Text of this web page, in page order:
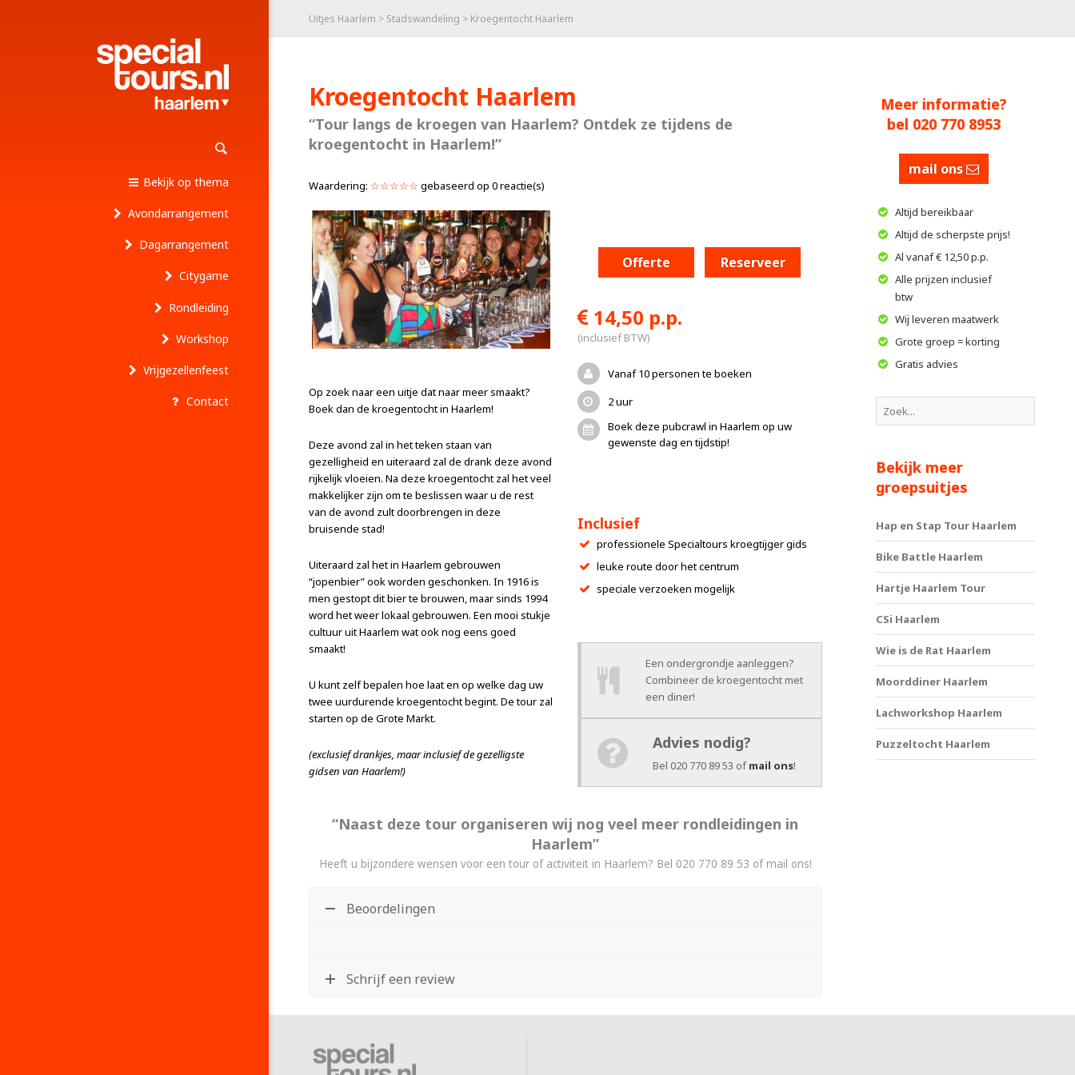
Bekijk op thema
Avondarrangement
Dagarrangement
Citygame
Rondleiding
Workshop
Vrijgezellenfeest
Contact
Uitjes Haarlem > Stadswandeling > Kroegentocht Haarlem
Kroegentocht Haarlem
“Tour langs de kroegen van Haarlem? Ontdek ze tijdens de
kroegentocht in Haarlem!”
Waardering: ☆☆☆☆☆ gebaseerd op 0reactie(s)
Op zoek naar een uitje dat naar meer smaakt?
Boek dan de kroegentocht in Haarlem!
Deze avond zal in het teken staan van
gezelligheid en uiteraard zal de drank deze avond
rijkelijk vloeien. Na deze kroegentocht zal het veel
makkelijker zijn om te beslissen waar u de rest
van de avond zult doorbrengen in deze
bruisende stad!
Uiteraard zal het in Haarlem gebrouwen
“jopenbier” ook worden geschonken. In 1916 is
men gestopt dit bier te brouwen, maar sinds 1994
word het weer lokaal gebrouwen. Een mooi stukje
cultuur uit Haarlem wat ook nog eens goed
smaakt!
U kunt zelf bepalen hoe laat en op welke dag uw
twee uurdurende kroegentocht begint. De tour zal
starten op de Grote Markt.
(exclusief drankjes, maar inclusief de gezelligste
gidsen van Haarlem!)
Offerte Reserveer
14,50 p.p.
(inclusief BTW)
Vanaf 10 personen te boeken
2 uur
Boek deze pubcrawl in Haarlem op uw
gewenste dag en tijdstip!
Inclusief
professionele Specialtours kroegtijger gids
leuke route door het centrum
speciale verzoeken mogelijk
Een ondergrondje aanleggen?
Combineer de kroegentocht met
een diner!
Advies nodig?
Bel 020 770 89 53 ofmail ons!
“Naast deze tour organiseren wij nog veel meer rondleidingen in
Haarlem”
Heeft u bijzondere wensen voor een tour of activiteit in Haarlem? Bel 020 770 89 53 of mail ons!
Beoordelingen
Schrijf een review
Meer informatie?
bel 020 770 8953
mail ons
Altijd bereikbaar
Altijd de scherpste prijs!
Al vanaf € 12,50 p.p.
Alle prijzen inclusief
btw
Wij leveren maatwerk
Grote groep = korting
Gratis advies
Bekijk meer
groepsuitjes
Hap en Stap Tour Haarlem
Bike Battle Haarlem
Hartje Haarlem Tour
CSi Haarlem
Wie is de Rat Haarlem
Moorddiner Haarlem
Lachworkshop Haarlem
Puzzeltocht Haarlem